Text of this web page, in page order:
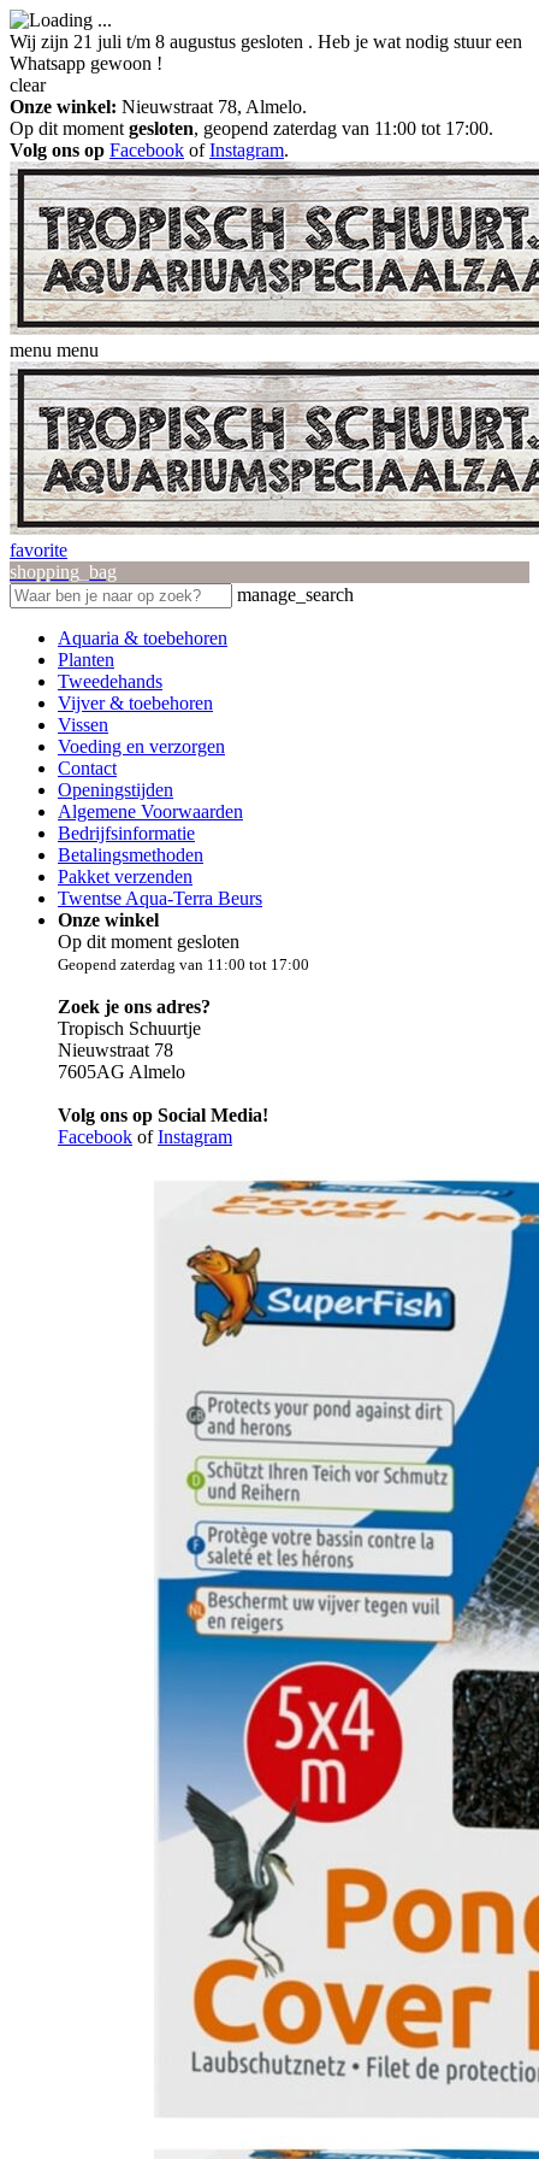
Wij zijn 21 juli t/m 8 augustus gesloten . Heb je wat nodig stuur een
Whatsapp gewoon !
clear
Onze winkel: Nieuwstraat 78, Almelo.
Op dit moment gesloten, geopend zaterdag van 11:00 tot 17:00.
Volg ons op Facebook ofInstagram.
menu menu
favorite
shopping_bag
manage_search
Aquaria & toebehoren
Planten
Tweedehands
Vijver & toebehoren
Vissen
Voeding en verzorgen
Contact
Openingstijden
Algemene Voorwaarden
Bedrijfsinformatie
Betalingsmethoden
Pakket verzenden
Twentse Aqua-Terra Beurs
Onze winkel
Op dit moment gesloten
Geopend zaterdag van 11:00 tot 17:00
Zoek je ons adres?
Tropisch Schuurtje
Nieuwstraat 78
7605AG Almelo
Volg ons op Social Media!
Facebook ofInstagram